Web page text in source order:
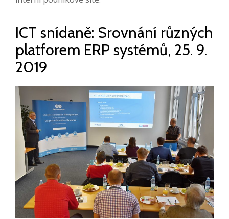
ICT snídaně: Srovnání různých
platforem ERP systémů, 25. 9.
2019